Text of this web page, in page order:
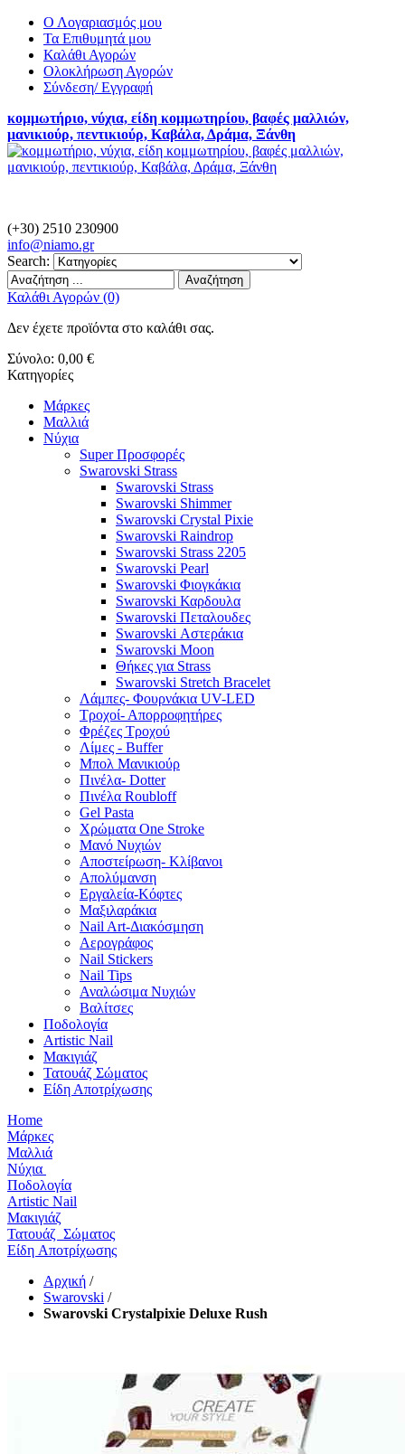
Ο Λογαριασμός μου
Τα Επιθυμητά μου
Καλάθι Αγορών
Ολοκλήρωση Αγορών
Σύνδεση/ Εγγραφή
κομμωτήριο, νύχια, είδη κομμωτηρίου, βαφές μαλλιών,
μανικιούρ, πεντικιούρ, Καβάλα, Δράμα, Ξάνθη
(+30) 2510 230900
info@niamo.gr
Search:
Αναζήτηση
Καλάθι Αγορών (0)
Δεν έχετε προϊόντα στο καλάθι σας.
Σύνολο: 0,00 €
Κατηγορίες
Μάρκες
Μαλλιά
Νύχια
Super Προσφορές
Swarovski Strass
Swarovski Strass
Swarovski Shimmer
Swarovski Crystal Pixie
Swarovski Raindrop
Swarovski Strass 2205
Swarovski Pearl
Swarovski Φιογκάκια
Swarovski Καρδουλα
Swarovski Πεταλουδες
Swarovski Αστεράκια
Swarovski Moon
Θήκες για Strass
Swarovski Stretch Bracelet
Λάμπες- Φουρνάκια UV-LED
Τροχοί- Απορροφητήρες
Φρέζες Τροχού
Λίμες - Buffer
Μπολ Μανικιούρ
Πινέλα- Dotter
Πινέλα Roubloff
Gel Pasta
Χρώματα One Stroke
Mανό Nυχιών
Αποστείρωση- Κλίβανοι
Απολύμανση
Εργαλεία-Κόφτες
Μαξιλαράκια
Nail Art-Διακόσμηση
Αερογράφος
Nail Stickers
Nail Tips
Αναλώσιμα Νυχιών
Βαλίτσες
Ποδολογία
Artistic Nail
Μακιγιάζ
Τατουάζ Σώματος
Είδη Αποτρίχωσης
Home
Μάρκες
Μαλλιά
Νύχια
Ποδολογία
Artistic Nail
Μακιγιάζ
Τατουάζ Σώματος
Είδη Αποτρίχωσης
Αρχική /
Swarovski /
Swarovski Crystalpixie Deluxe Rush